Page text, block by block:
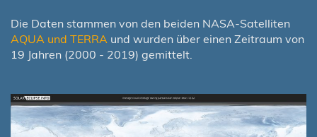
Die Daten stammen von den beiden NASA-Satelliten
AQUA und TERRA und wurden über einen Zeitraum von
19 Jahren (2000 - 2019) gemittelt.